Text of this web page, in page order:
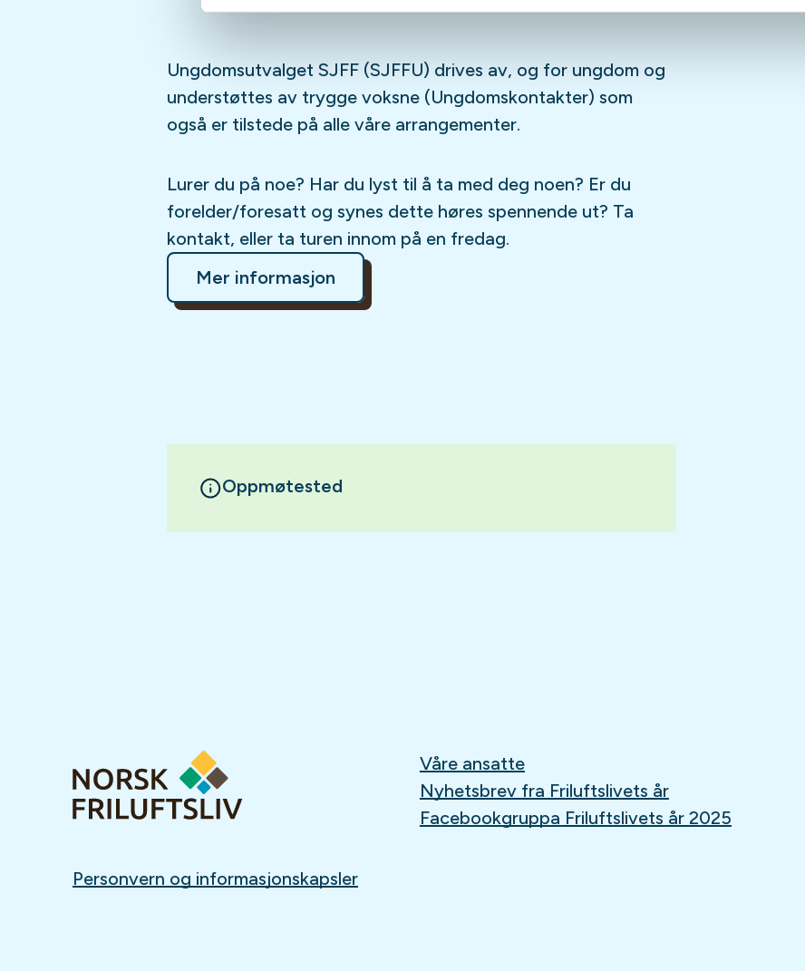
Ungdomsutvalget SJFF (SJFFU) drives av, og for ungdom og
understøttes av trygge voksne (Ungdomskontakter) som
også er tilstede på alle våre arrangementer.
Lurer du på noe? Har du lyst til å ta med deg noen? Er du
forelder/foresatt og synes dette høres spennende ut? Ta
kontakt, eller ta turen innom på en fredag.
Mer informasjon
Oppmøtested
Våre ansatte
Nyhetsbrev fra Friluftslivets år
Facebookgruppa Friluftslivets år 2025
Personvern og informasjonskapsler